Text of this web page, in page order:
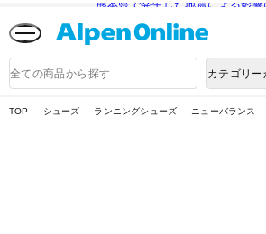
熊本県で発生した地震による影響
品
検
カテゴリ
TOP シューズ ランニングシューズ ニューバランス